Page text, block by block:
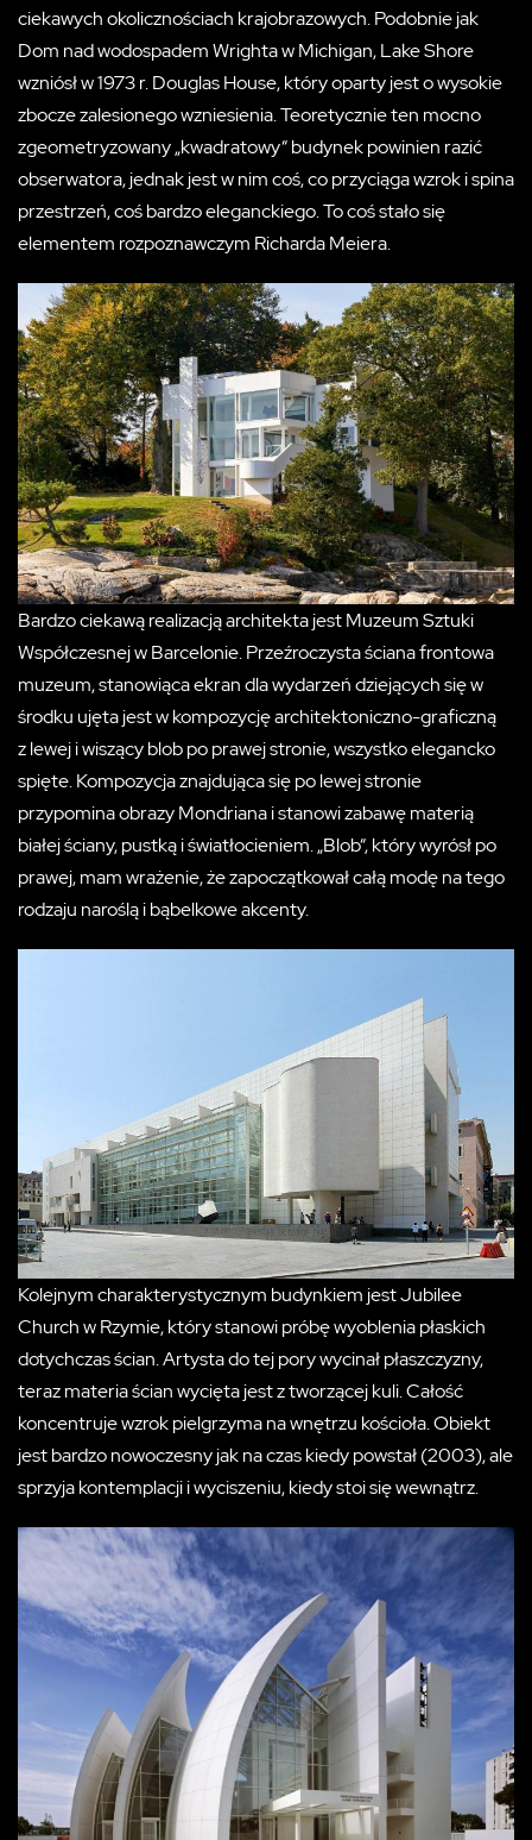
ciekawych okolicznościach krajobrazowych. Podobnie jak
Dom nad wodospadem Wrighta w Michigan, Lake Shore
wzniósł w 1973 r. Douglas House, który oparty jest o wysokie
zbocze zalesionego wzniesienia. Teoretycznie ten mocno
zgeometryzowany „kwadratowy“ budynek powinien razić
obserwatora, jednak jest w nim coś, co przyciąga wzrok i spina
przestrzeń, coś bardzo eleganckiego. To coś stało się
elementem rozpoznawczym Richarda Meiera.
Bardzo ciekawą realizacją architekta jest Muzeum Sztuki
Współczesnej w Barcelonie. Przeźroczysta ściana frontowa
muzeum, stanowiąca ekran dla wydarzeń dziejących się w
środku ujęta jest w kompozycję architektoniczno-graficzną
z lewej i wiszący blob po prawej stronie, wszystko elegancko
spięte. Kompozycja znajdująca się po lewej stronie
przypomina obrazy Mondriana i stanowi zabawę materią
białej ściany, pustką i światłocieniem. „Blob“, który wyrósł po
prawej, mam wrażenie, że zapoczątkował całą modę na tego
rodzaju naroślą i bąbelkowe akcenty.
Kolejnym charakterystycznym budynkiem jest Jubilee
Church w Rzymie, który stanowi próbę wyoblenia płaskich
dotychczas ścian. Artysta do tej pory wycinał płaszczyzny,
teraz materia ścian wycięta jest z tworzącej kuli. Całość
koncentruje wzrok pielgrzyma na wnętrzu kościoła. Obiekt
jest bardzo nowoczesny jak na czas kiedy powstał (2003), ale
sprzyja kontemplacji i wyciszeniu, kiedy stoi się wewnątrz.